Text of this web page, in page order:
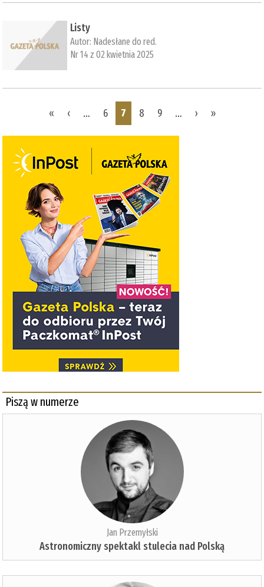
Listy
Autor: Nadesłane do red.
Nr 14 z 02 kwietnia 2025
« ‹ … 6 7 8 9 … › »
Piszą w numerze
Jan Przemyłski
Astronomiczny spektakl stulecia nad Polską